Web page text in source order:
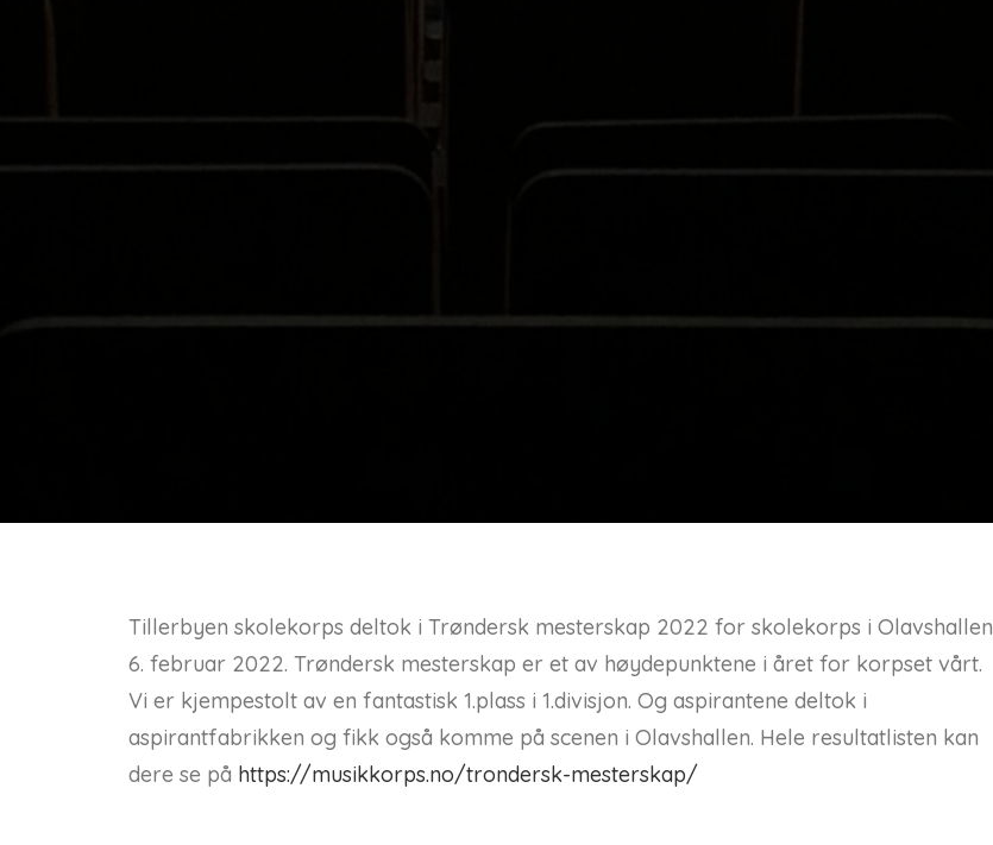
Tillerbyen skolekorps deltok i Trøndersk mesterskap 2022 for skolekorps i Olavshallen
6. februar 2022. Trøndersk mesterskap er et av høydepunktene i året for korpset vårt.
Vi er kjempestolt av en fantastisk 1.plass i 1.divisjon. Og aspirantene deltok i
aspirantfabrikken og fikk også komme på scenen i Olavshallen. Hele resultatlisten kan
dere se på https://musikkorps.no/trondersk-mesterskap/